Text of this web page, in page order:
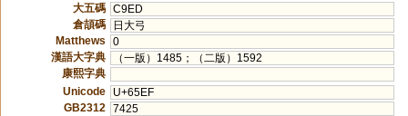
大五碼 C9ED
倉頡碼
日大弓
Matthews
0
漢語大字典
（一版）1485；（二版）1592
康熙字典
Unicode
U+65EF
GB2312
7425